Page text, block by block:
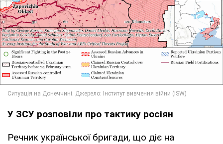
У ЗСУ розповіли про тактику росіян
Речник української бригади, що діє на